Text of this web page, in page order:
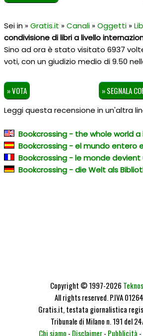
Sei in »Gratis.it »Canali»Oggetti»
condivisione di libri a livello
Sino ad ora è stato visitato 6937
voti, con un giudizio medio di9.50
» VOTA » SEGNALA
Leggi questa recensione in un'altra
Bookcrossing - the whole world a
Bookcrossing - el mundo entero
Bookcrossing - le monde
Bookcrossing - die Welt als
Copyright © 1997-2026
All rights reserved. P.IVA
Gratis.it, testata giornalistica
Tribunale di Milano n. 191 del
Chi siamo - Disclaimer- Pubblicità -